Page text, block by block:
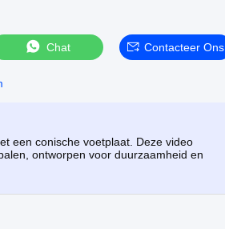
Chat Contacteer Ons
een conische voetplaat. Deze video
ontworpen voor duurzaamheid en